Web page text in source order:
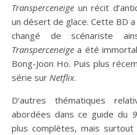
Transperceneige un récit
un désert de glace. Cette BD
changé de scénariste
Transperceneige a été
Bong-Joon Ho. Puis plus
série sur Netflix.
D’autres thématiques
abordées dans ce guide du 9
plus complètes, mais